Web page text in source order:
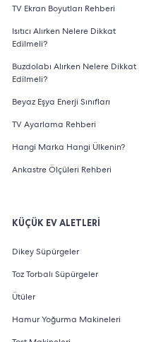
TV Ekran Boyutları Rehberi
Isıtıcı Alırken Nelere Dikkat
Edilmeli?
Buzdolabı Alırken Nelere Dikkat
Edilmeli?
Beyaz Eşya Enerji Sınıfları
TV Ayarlama Rehberi
Hangi Marka Hangi Ülkenin?
Ankastre Ölçüleri Rehberi
KÜÇÜK EV ALETLERİ
Dikey Süpürgeler
Toz Torbalı Süpürgeler
Ütüler
Hamur Yoğurma Makineleri